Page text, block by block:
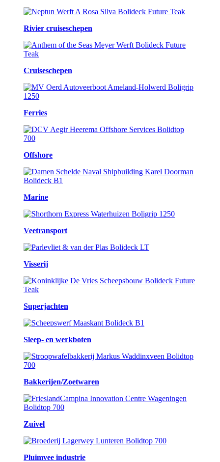
Rivier cruiseschepen
Cruiseschepen
Ferries
Offshore
Marine
Veetransport
Visserij
Superjachten
Sleep- en werkboten
Bakkerijen/Zoetwaren
Zuivel
Pluimvee industrie